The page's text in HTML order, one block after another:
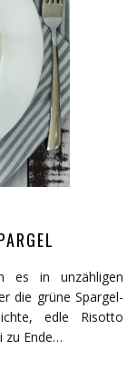
es in unzähligen
die grüne Spargel-
edle Risotto
zu Ende…